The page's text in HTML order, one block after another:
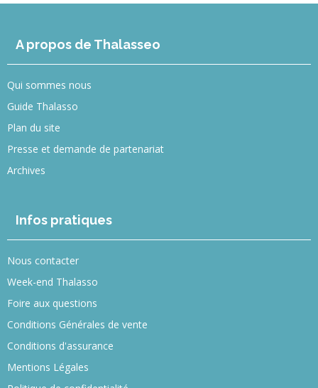
A propos de Thalasseo
Qui sommes nous
Guide Thalasso
Plan du site
Presse et demande de partenariat
Archives
Infos pratiques
Nous contacter
Week-end Thalasso
Foire aux questions
Conditions Générales de vente
Conditions d'assurance
Mentions Légales